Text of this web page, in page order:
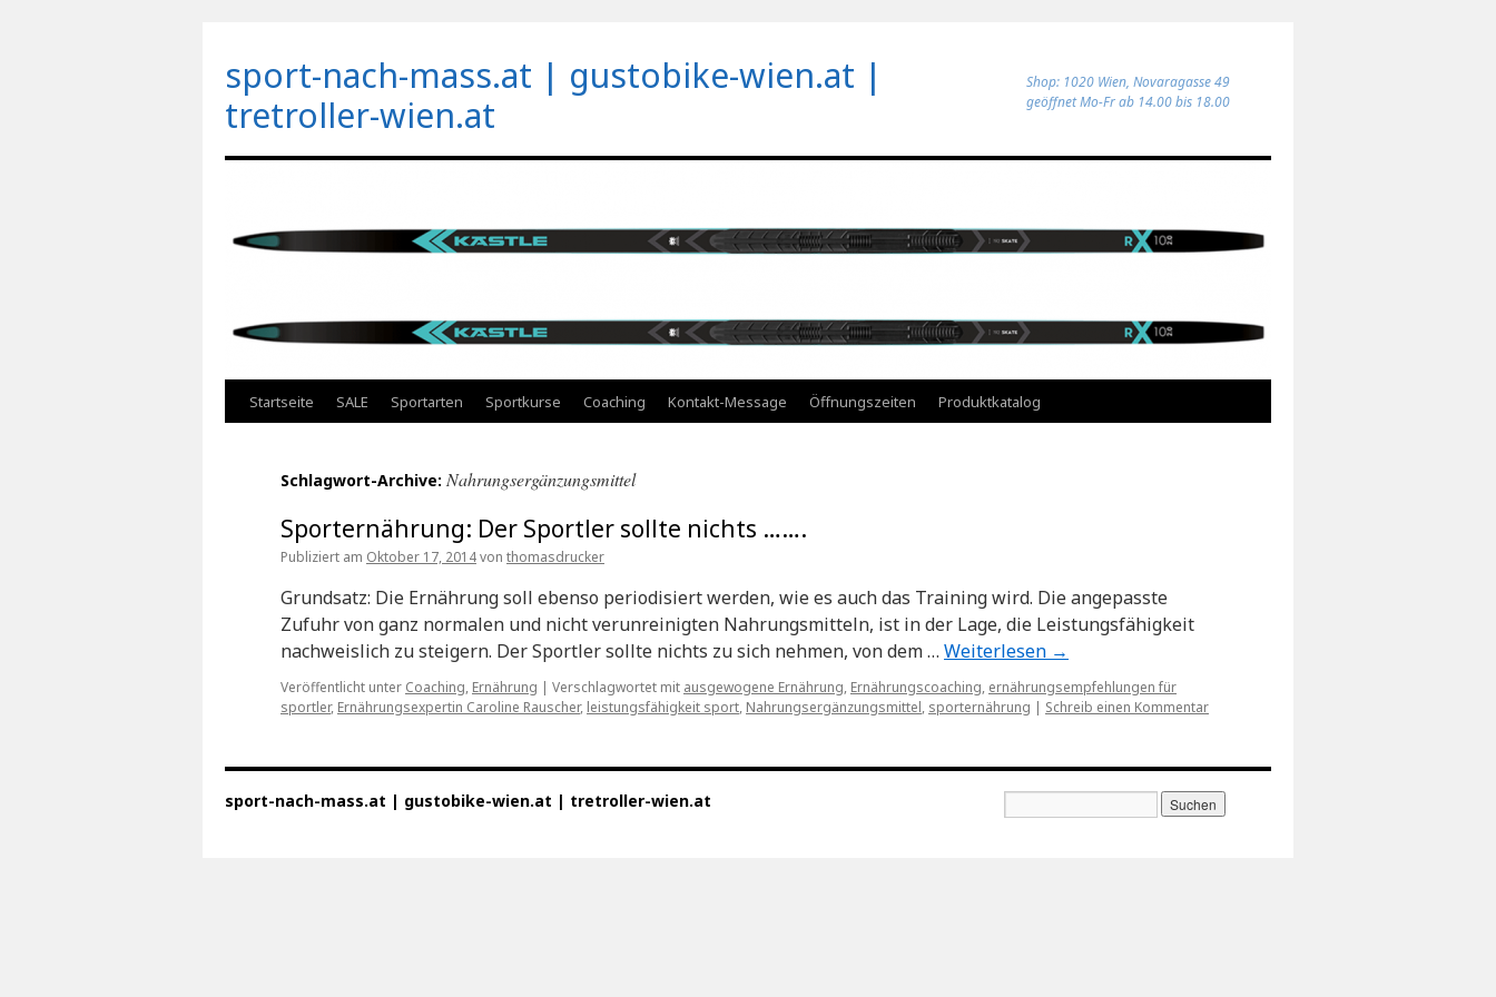
sport-nach-mass.at | gustobike-wien.at |
tretroller-wien.at
Shop: 1020 Wien, Novaragasse 49
geöffnet Mo-Fr ab 14.00 bis 18.00
Zum
springen
Startseite SALE Sportarten Sportkurse Coaching Kontakt-Message Öffnungszeiten Produktkatalog
Schlagwort-Archive: Nahrungsergänzungsmittel
Sporternährung: Der Sportler sollte nichts …….
Publiziert am Oktober 17, 2014von thomasdrucker
Grundsatz: Die Ernährung soll ebenso periodisiert werden, wie es auch das Training wird. Die angepasste
Zufuhr von ganz normalen und nicht verunreinigten Nahrungsmitteln, ist in der Lage, die Leistungsfähigkeit
nachweislich zu steigern. Der Sportler sollte nichts zu sich nehmen, von dem … Weiterlesen →
Veröffentlicht unter Coaching, Ernährung | Verschlagwortet mit ausgewogene Ernährung, Ernährungscoaching, ernährungsempfehlungen für
sportler, Ernährungsexpertin Caroline Rauscher, leistungsfähigkeit sport, Nahrungsergänzungsmittel, sporternährung | Schreib einen Kommentar
sport-nach-mass.at | gustobike-wien.at | tretroller-wien.at